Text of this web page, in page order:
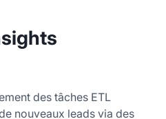
des tâches ETL
nouveaux leads via des